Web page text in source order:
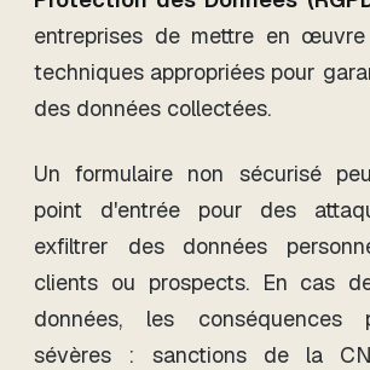
entreprises de mettre en
techniques appropriées pour
des données collectées.
Un formulaire non sécurisé
point d'entrée pour des
exfiltrer des données
clients ou prospects. En cas
données, les conséquences
sévères : sanctions de la